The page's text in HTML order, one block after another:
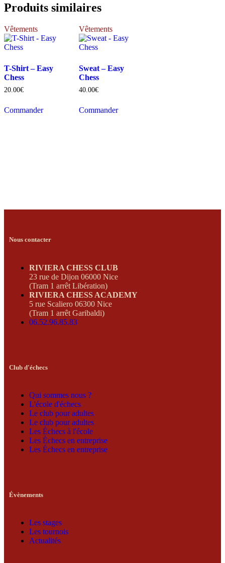
Produits similaires
Vêtements
T-Shirt – Easy
Chess
20.00€
Commander
Vêtements
Sweat – Easy
Chess
40.00€
Commander
Nous contacter
RIVIERA CHESS CLUB
23 rue de Dijon 06000 Nice
(Tram 1 arrêt Libération)
RIVIERA CHESS ACADEMY
5 rue Scaliero 06300 Nice
(Tram 1 arrêt Garibaldi)
06.52.96.85.83
Club d'échecs
Qui sommes nous ?
L'école d'échecs
Le club pour adultes
Le club pour adultes
Les Échecs à l'école
Les Échecs en entreprise
Les Échecs en entreprise
Évènements
Les stages
Les tournois
Actualités